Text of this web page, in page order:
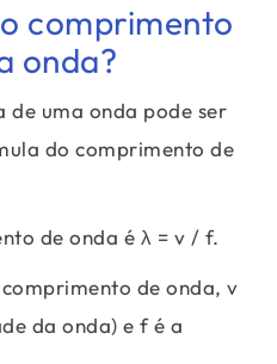
comprimento
onda?
de uma onda pode ser
do comprimento de
de onda é λ = v / f.
de onda, v
da onda) e f é a